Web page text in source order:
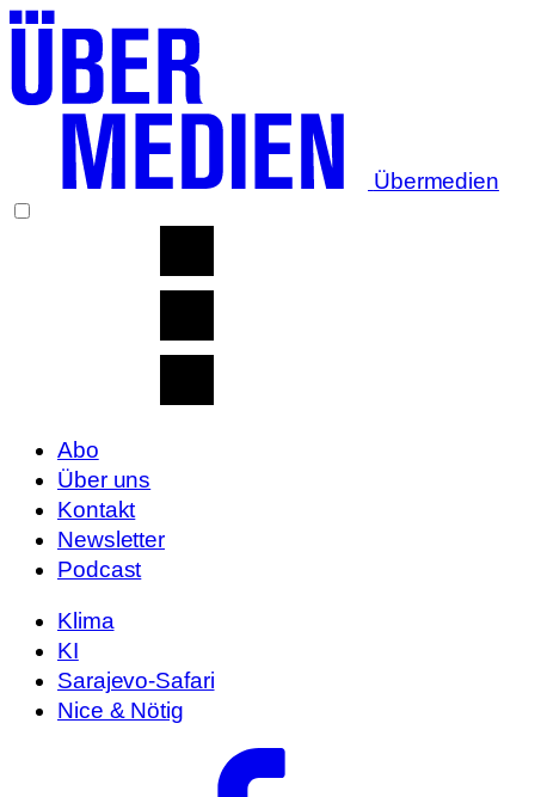
Übermedien
Abo
Über uns
Kontakt
Newsletter
Podcast
Klima
KI
Sarajevo-Safari
Nice & Nötig